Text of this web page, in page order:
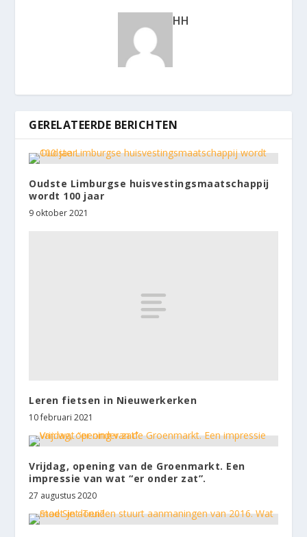
HH
GERELATEERDE BERICHTEN
Oudste Limburgse huisvestingsmaatschappij
wordt 100 jaar
9 oktober 2021
Leren fietsen in Nieuwerkerken
10 februari 2021
Vrijdag, opening van de Groenmarkt. Een
impressie van wat “er onder zat”.
27 augustus 2020